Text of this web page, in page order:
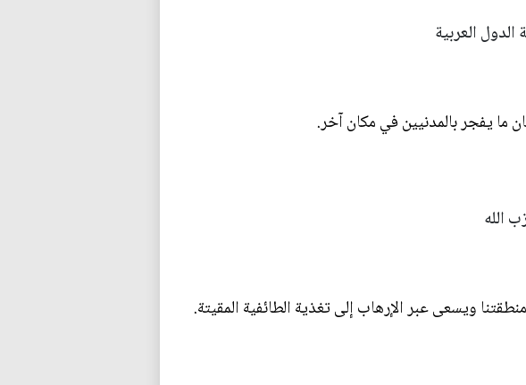
الدول العربية
ما يفجر بالمدنيين في مكان آخر.
الله
ويسعى عبر الإرهاب إلى تغذية الطائفية المقيتة.